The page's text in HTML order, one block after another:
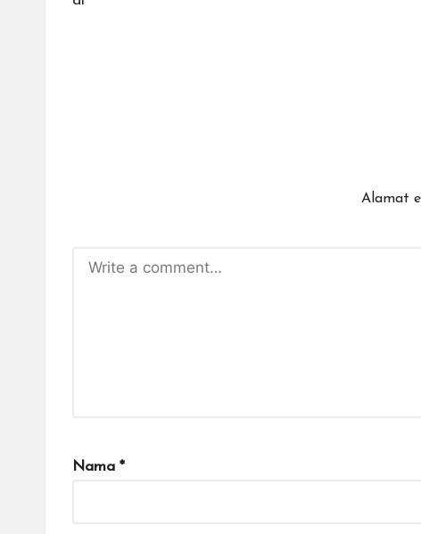
Alamat
Nama *